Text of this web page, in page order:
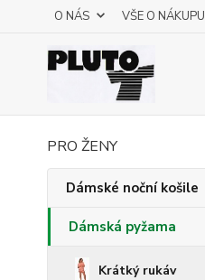
O NÁS VŠE O NÁKUPU
PRO ŽENY
Dámské noční košile
Dámská pyžama
Krátký rukáv